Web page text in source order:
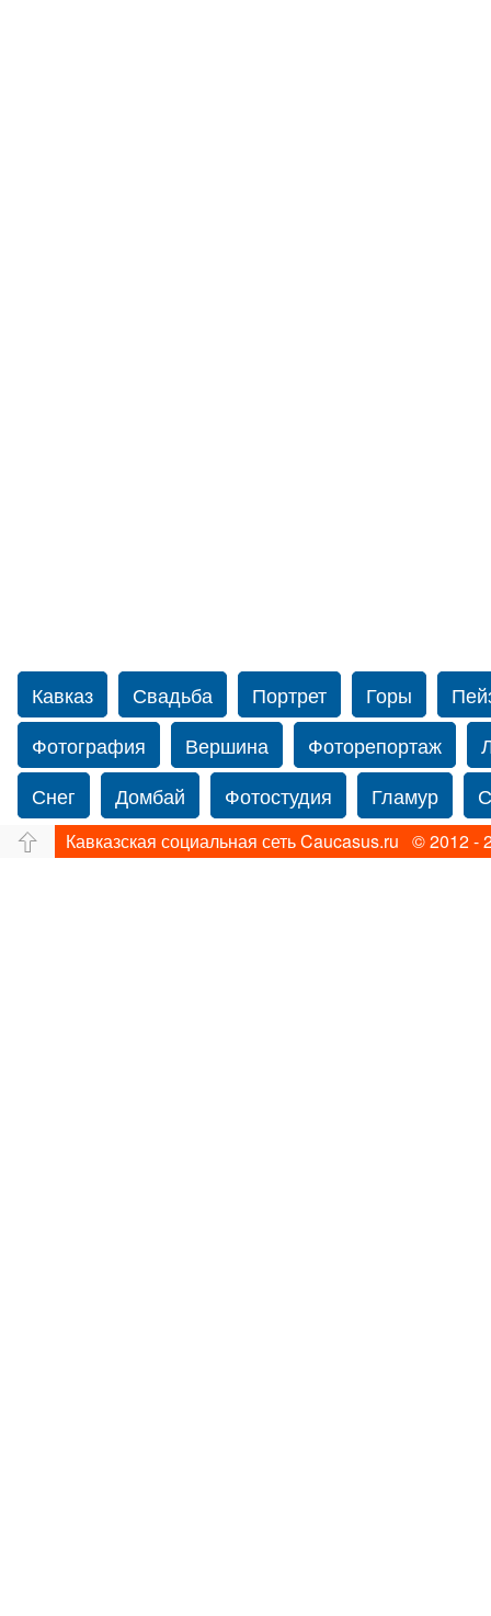
Кавказ Свадьба Портрет Горы
Фотография
Вершина Фоторепортаж
Снег
Домбай Фотостудия Гламур
Путешествие
Перевал Ущелье
Кавказская социальная сеть Caucasus.ru © 2012 -